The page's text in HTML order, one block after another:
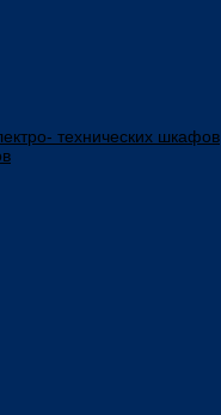
технических шкафов